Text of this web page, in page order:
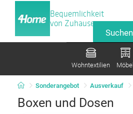
Bequemlichkeit
von Zuhause
Wohntextilien Möbel
Sonderangebot Ausverkauf
Boxen und Dosen